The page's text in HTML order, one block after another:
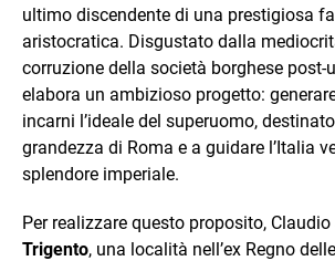
ultimo discendente di una prestigiosa
aristocratica. Disgustato dalla
corruzione della società borghese post-
elabora un ambizioso progetto:
incarni l’ideale del superuomo,
grandezza di Roma e a guidare l’Italia
splendore imperiale.
Per realizzare questo proposito,
Trigento, una località nell’ex Regno